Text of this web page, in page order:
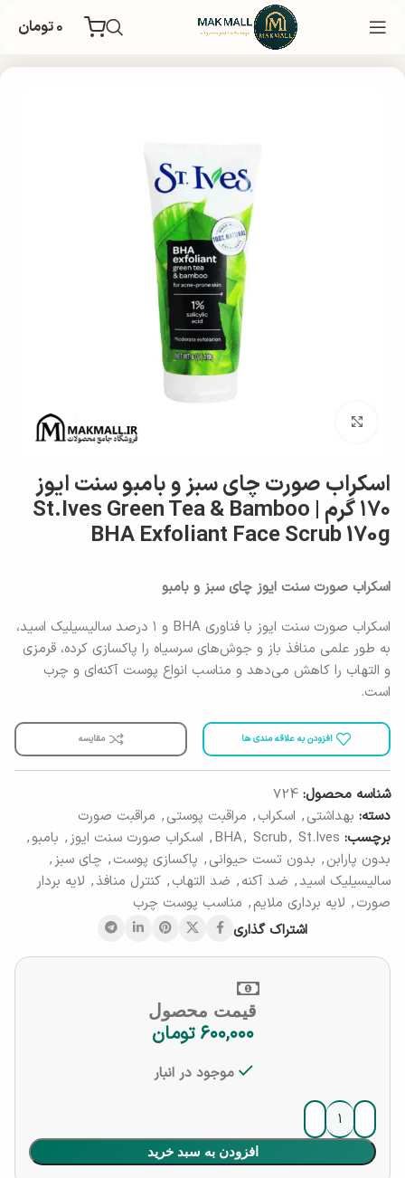
۰تومان
مراقبت پوستی
اسکراب صورت چای سبز و بامبو سنت ایوز
۱۷۰ گرم | St.Ives Green Tea & Bamboo
BHA Exfoliant Face Scrub 170g
اسکراب صورت سنت ایوز چای سبز و بامبو
اسکراب صورت سنت ایوز با فناوری BHA و ۱ درصد سالیسیلیک اسید،
به طور علمی منافذ باز و جوش‌های سرسیاه را پاکسازی کرده، قرمزی
و التهاب را کاهش می‌دهد و مناسب انواع پوست آکنه‌ای و چرب
است.
افزودن به علاقه مندی ها مقایسه
شناسه محصول: 724
دسته: بهداشتی, اسکراب, مراقبت پوستی, مراقبت صورت
برچسب:
BHA, Scrub, St.Ives
, اسکراب صورت سنت ایوز, بامبو,
بدون پارابن, بدون تست حیوانی, پاکسازی پوست, چای سبز,
سالیسیلیک اسید, ضد آکنه, ضد التهاب, کنترل منافذ, لایه بردار
صورت, لایه برداری ملایم, مناسب پوست چرب
اشتراک گذاری
قیمت محصول
۶۰۰,۰۰۰ تومان
موجود در انبار
افزودن به سبد خرید